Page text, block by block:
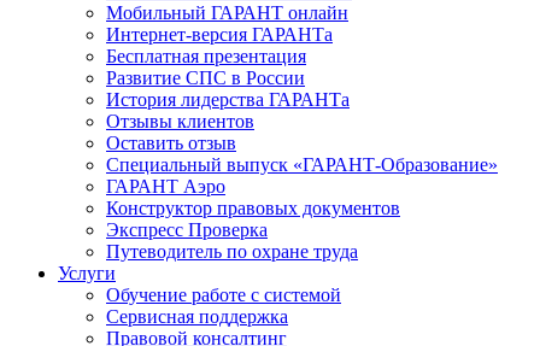
Мобильный ГАРАНТ онлайн
Интернет-версия ГАРАНТа
Бесплатная презентация
Развитие СПС в России
История лидерства ГАРАНТа
Отзывы клиентов
Оставить отзыв
Специальный выпуск «ГАРАНТ-Образование»
ГАРАНТ Аэро
Конструктор правовых документов
Экспресс Проверка
Путеводитель по охране труда
Услуги
Обучение работе с системой
Сервисная поддержка
Правовой консалтинг